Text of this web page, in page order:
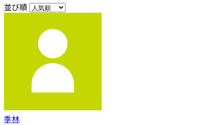
並び順
季林